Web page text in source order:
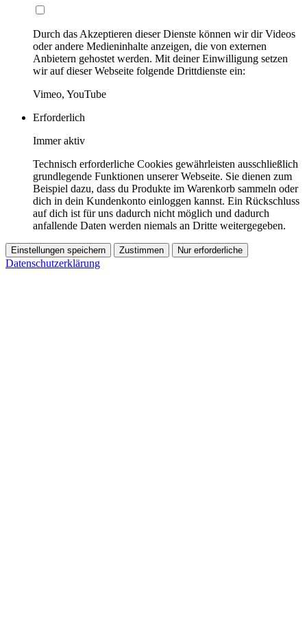
Durch das Akzeptieren dieser Dienste können wir dir Videos
oder andere Medieninhalte anzeigen, die von externen
Anbietern gehostet werden. Mit deiner Einwilligung setzen
wir auf dieser Webseite folgende Drittdienste ein:
Vimeo, YouTube
Erforderlich
Immer aktiv
Technisch erforderliche Cookies gewährleisten ausschließlich
grundlegende Funktionen unserer Webseite. Sie dienen zum
Beispiel dazu, dass du Produkte im Warenkorb sammeln oder
dich in dein Kundenkonto einloggen kannst. Ein Rückschluss
auf dich ist für uns dadurch nicht möglich und dadurch
anfallende Daten werden niemals an Dritte weitergegeben.
Einstellungen speichern Zustimmen Nur erforderliche
Datenschutzerklärung